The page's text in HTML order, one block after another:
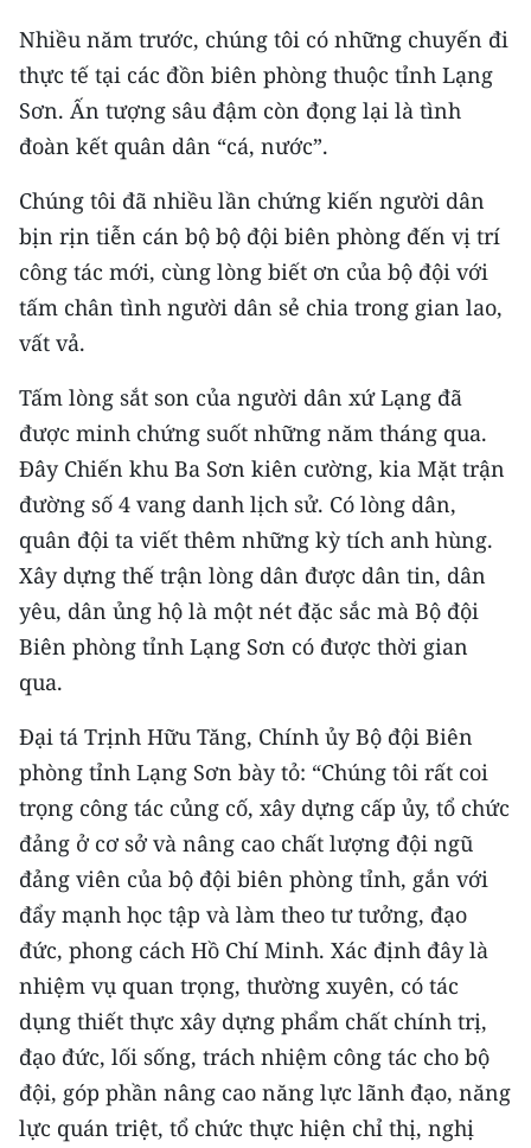
Nhiều năm trước, chúng tôi có những chuyến đi
thực tế tại các đồn biên phòng thuộc tỉnh Lạng
Sơn. Ấn tượng sâu đậm còn đọng lại là tình
đoàn kết quân dân “cá, nước”.
Chúng tôi đã nhiều lần chứng kiến người dân
bịn rịn tiễn cán bộ bộ đội biên phòng đến vị trí
công tác mới, cùng lòng biết ơn của bộ đội với
tấm chân tình người dân sẻ chia trong gian lao,
vất vả.
Tấm lòng sắt son của người dân xứ Lạng đã
được minh chứng suốt những năm tháng qua.
Đây Chiến khu Ba Sơn kiên cường, kia Mặt trận
đường số 4 vang danh lịch sử. Có lòng dân,
quân đội ta viết thêm những kỳ tích anh hùng.
Xây dựng thế trận lòng dân được dân tin, dân
yêu, dân ủng hộ là một nét đặc sắc mà Bộ đội
Biên phòng tỉnh Lạng Sơn có được thời gian
qua.
Đại tá Trịnh Hữu Tăng, Chính ủy Bộ đội Biên
phòng tỉnh Lạng Sơn bày tỏ: “Chúng tôi rất coi
trọng công tác củng cố, xây dựng cấp ủy, tổ chức
đảng ở cơ sở và nâng cao chất lượng đội ngũ
đảng viên của bộ đội biên phòng tỉnh, gắn với
đẩy mạnh học tập và làm theo tư tưởng, đạo
đức, phong cách Hồ Chí Minh. Xác định đây là
nhiệm vụ quan trọng, thường xuyên, có tác
dụng thiết thực xây dựng phẩm chất chính trị,
đạo đức, lối sống, trách nhiệm công tác cho bộ
đội, góp phần nâng cao năng lực lãnh đạo, năng
lực quán triệt, tổ chức thực hiện chỉ thị, nghị